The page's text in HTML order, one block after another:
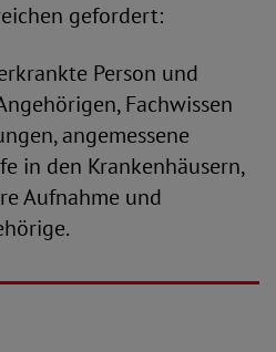
gefordert:
Person und
Fachwissen
angemessene
in den Krankenhäusern,
Aufnahme und